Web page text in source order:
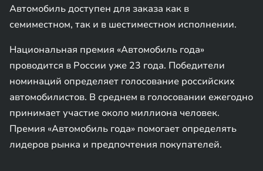
Автомобиль доступен для заказа как в
семиместном, так и в шестиместном исполнении.
Национальная премия «Автомобиль года»
проводится в России уже 23 года. Победители
номинаций определяет голосование российских
автомобилистов. В среднем в голосовании ежегодно
принимает участие около миллиона человек.
Премия «Автомобиль года» помогает определять
лидеров рынка и предпочтения покупателей.